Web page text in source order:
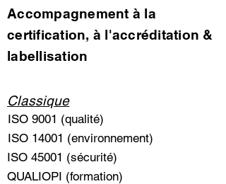
Accompagnement à la
certification, à l'accréditation &
labellisation
Classique
ISO 9001 (qualité)
ISO 14001 (environnement)
ISO 45001 (sécurité)
QUALIOPI (formation)